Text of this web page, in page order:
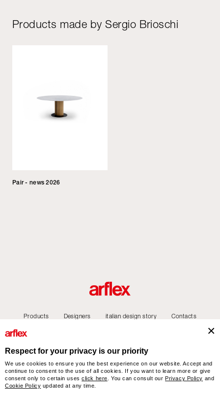
Products made by Sergio Brioschi
Pair - news 2026
Products Designers italian design story Contacts
arflex – sevensalotti spa via Pizzo Scalino 1 20833 Giussano (Monza e Brianza) Italy
- Phone +39 0362 853043 - VAT IT 00703820969 – © arflex - sevensalotti spa 2026
All rights reserved
Respect for your privacy is our priority
We use cookies to ensure you the best experience on our website. Accept and
continue to consent to the use of all cookies. If you want to learn more or give
consent only to certain usesclick here . You can consult ourPrivacy Policy and
Cookie Policy updated at any time.